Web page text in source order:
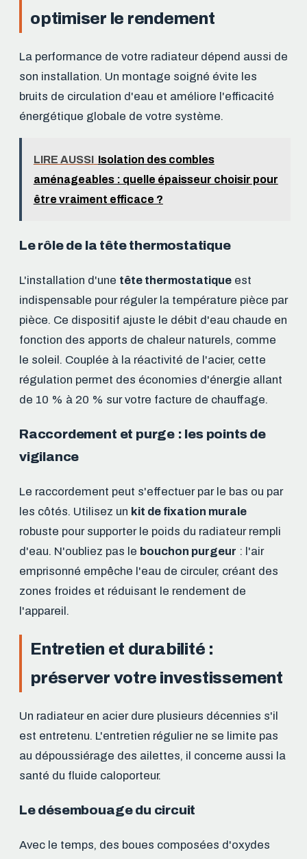
optimiser le rendement
La performance de votre radiateur dépend aussi de
son installation. Un montage soigné évite les
bruits de circulation d'eau et améliore l'efficacité
énergétique globale de votre système.
LIRE AUSSI Isolation des combles
aménageables : quelle épaisseur choisir pour
être vraiment efficace ?
Le rôle de la tête thermostatique
L'installation d'une tête thermostatique est
indispensable pour réguler la température pièce par
pièce. Ce dispositif ajuste le débit d'eau chaude en
fonction des apports de chaleur naturels, comme
le soleil. Couplée à la réactivité de l'acier, cette
régulation permet des économies d'énergie allant
de 10 % à 20 % sur votre facture de chauffage.
Raccordement et purge : les points de
vigilance
Le raccordement peut s'effectuer par le bas ou par
les côtés. Utilisez un kit de fixation murale
robuste pour supporter le poids du radiateur rempli
d'eau. N'oubliez pas le bouchon purgeur : l'air
emprisonné empêche l'eau de circuler, créant des
zones froides et réduisant le rendement de
l'appareil.
Entretien et durabilité :
préserver votre investissement
Un radiateur en acier dure plusieurs décennies s'il
est entretenu. L'entretien régulier ne se limite pas
au dépoussiérage des ailettes, il concerne aussi la
santé du fluide caloporteur.
Le désembouage du circuit
Avec le temps, des boues composées d'oxydes